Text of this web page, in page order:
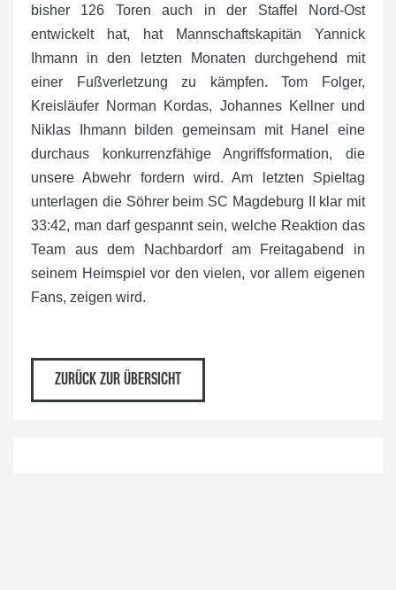
bisher 126 Toren auch in der Staffel Nord-Ost
entwickelt hat, hat Mannschaftskapitän Yannick
Ihmann in den letzten Monaten durchgehend mit
einer Fußverletzung zu kämpfen. Tom Folger,
Kreisläufer Norman Kordas, Johannes Kellner und
Niklas Ihmann bilden gemeinsam mit Hanel eine
durchaus konkurrenzfähige Angriffsformation, die
unsere Abwehr fordern wird. Am letzten Spieltag
unterlagen die Söhrer beim SC Magdeburg II klar mit
33:42, man darf gespannt sein, welche Reaktion das
Team aus dem Nachbardorf am Freitagabend in
seinem Heimspiel vor den vielen, vor allem eigenen
Fans, zeigen wird.
ZURÜCK ZUR ÜBERSICHT